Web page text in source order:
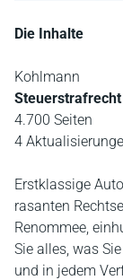
Die Inhalte
Kohlmann
4.700 Seiten
4
Erstklassige
rasanten
Renommee,
Sie alles, was
und in jedem